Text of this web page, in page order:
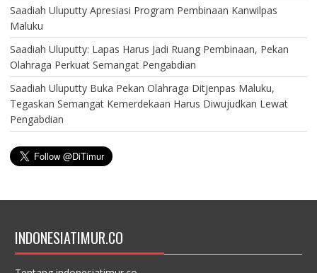
Saadiah Uluputty Apresiasi Program Pembinaan Kanwilpas
Maluku
Saadiah Uluputty: Lapas Harus Jadi Ruang Pembinaan, Pekan
Olahraga Perkuat Semangat Pengabdian
Saadiah Uluputty Buka Pekan Olahraga Ditjenpas Maluku,
Tegaskan Semangat Kemerdekaan Harus Diwujudkan Lewat
Pengabdian
INDONESIATIMUR.CO